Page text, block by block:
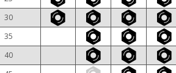
30
35
40